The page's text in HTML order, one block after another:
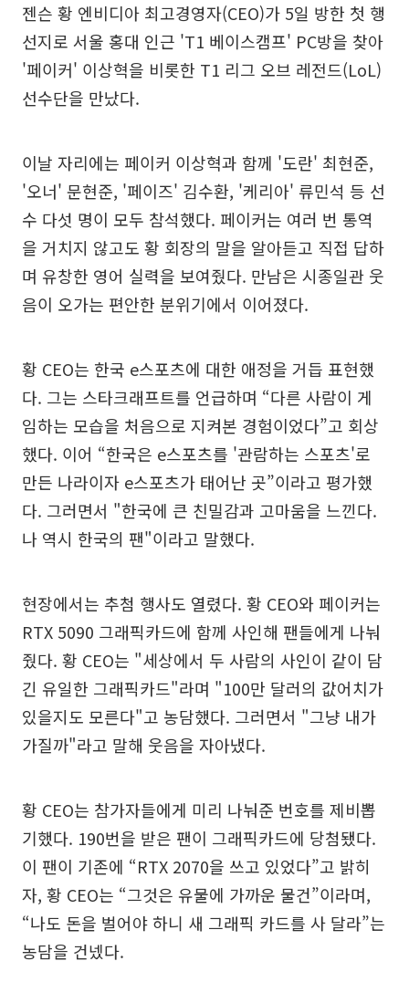
젠슨 황 엔비디아 최고경영자(CEO)가 5일 방한 첫 행
선지로 서울 홍대 인근 'T1 베이스캠프' PC방을 찾아
'페이커' 이상혁을 비롯한 T1 리그 오브 레전드(LoL)
선수단을 만났다.
이날 자리에는 페이커 이상혁과 함께 '도란' 최현준,
'오너' 문현준, '페이즈' 김수환, '케리아' 류민석 등 선
수 다섯 명이 모두 참석했다. 페이커는 여러 번 통역
을 거치지 않고도 황 회장의 말을 알아듣고 직접 답하
며 유창한 영어 실력을 보여줬다. 만남은 시종일관 웃
음이 오가는 편안한 분위기에서 이어졌다.
황 CEO는 한국 e스포츠에 대한 애정을 거듭 표현했
다. 그는 스타크래프트를 언급하며 “다른 사람이 게
임하는 모습을 처음으로 지켜본 경험이었다”고 회상
했다. 이어 “한국은 e스포츠를 '관람하는 스포츠'로
만든 나라이자 e스포츠가 태어난 곳”이라고 평가했
다. 그러면서 "한국에 큰 친밀감과 고마움을 느낀다.
나 역시 한국의 팬"이라고 말했다.
현장에서는 추첨 행사도 열렸다. 황 CEO와 페이커는
RTX 5090 그래픽카드에 함께 사인해 팬들에게 나눠
줬다. 황 CEO는 "세상에서 두 사람의 사인이 같이 담
긴 유일한 그래픽카드"라며 "100만 달러의 값어치가
있을지도 모른다"고 농담했다. 그러면서 "그냥 내가
가질까"라고 말해 웃음을 자아냈다.
황 CEO는 참가자들에게 미리 나눠준 번호를 제비뽑
기했다. 190번을 받은 팬이 그래픽카드에 당첨됐다.
이 팬이 기존에 “RTX 2070을 쓰고 있었다”고 밝히
자, 황 CEO는 “그것은 유물에 가까운 물건”이라며,
“나도 돈을 벌어야 하니 새 그래픽 카드를 사 달라”는
농담을 건넸다.